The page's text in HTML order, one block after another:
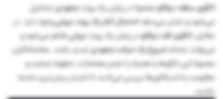
الگوی سقف دوقلومعمولا در پایان یک روندصعودیتشکیل
می‌شود و نشان می‌دهداحتمال آغاز یک روند نزولیوجود دارد. در
مقابل،الگوی کف دوقلودر پایان یک روندنزولیظاهر می‌شود و
می‌تواند نشانهشروع یک حرکت صعودیجدید باشد. معامله‌گران
معمولا این الگوها را همراه با حجم معاملات، خطوط حمایت و
مقاومت یا اندیکاتورها بررسی می‌کنند تا اعتبار بیش‌تری داشته
باشند.